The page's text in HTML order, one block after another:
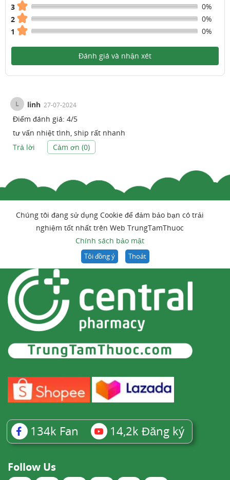
3
0%
2
0%
1
0%
Đánh giá và nhận xét
L linh 27-07-2024
Điểm đánh giá: 4/5
tư vấn nhiệt tình, ship rất nhanh
Trả lời
Cảm ơn (0)
Chúng tôi đang sử dụng Cookie để đảm bảo bạn có trải
nghiệm tốt nhất trên Web TrungTamThuoc
Chính sách bảo mật
Tôi đồng ý Thoát
134k Fan 14,2k Đăng ký
Follow Us